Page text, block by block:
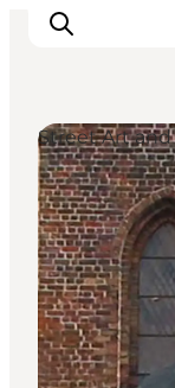
Inspiratie
Wat te
Plan je reis
Street Art